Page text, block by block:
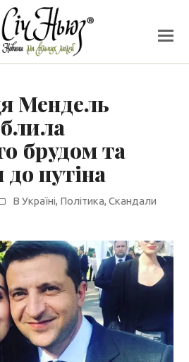
Мендель
брудом та
до путіна
В Україні, Політика,Скандали